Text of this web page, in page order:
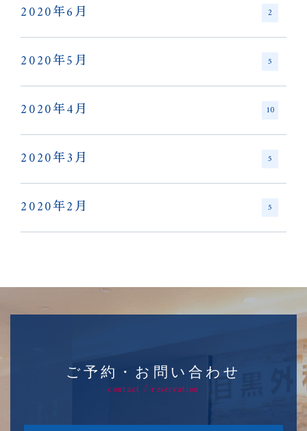
2020年6月 2
2020年5月 5
2020年4月 10
2020年3月 5
2020年2月 5
ご予約・お問い合わせ
contact / reservation